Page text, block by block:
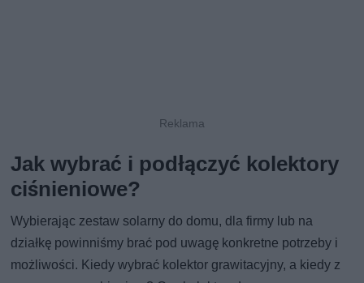
Jak wybrać i podłączyć kolektory
ciśnieniowe?
Wybierając zestaw solarny do domu, dla firmy lub na
działkę powinniśmy brać pod uwagę konkretne potrzeby i
możliwości. Kiedy wybrać kolektor grawitacyjny, a kiedy z